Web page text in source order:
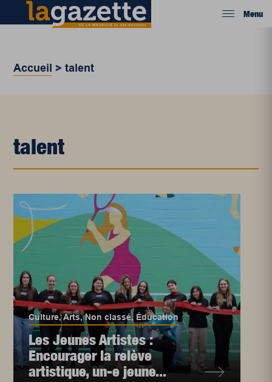
Menu
Accueil >talent
talent
Culture,Arts,Non classé, Éducation
Les Jeunes Artistes :
Encourager la relève
artistique, un-e jeune...